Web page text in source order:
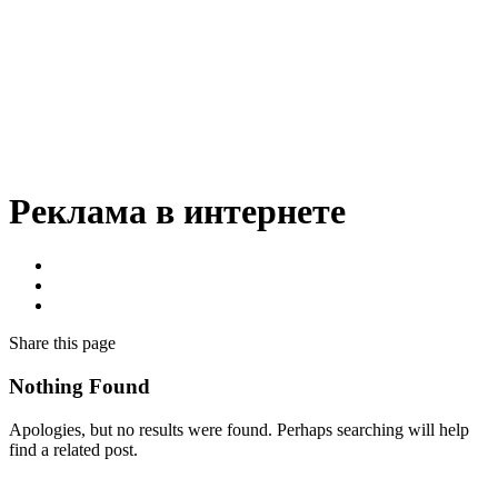
Реклама в интернете
Share this page
Nothing Found
Apologies, but no results were found. Perhaps searching will help
find a related post.